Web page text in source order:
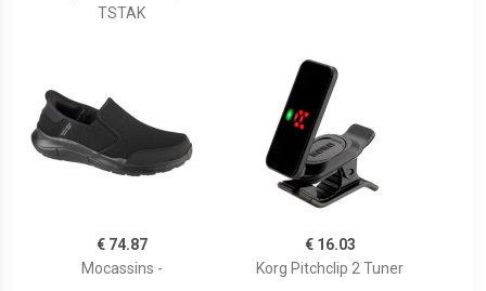
TSTAK
€ 74.87
Mocassins -
€ 16.03
Korg Pitchclip 2 Tuner